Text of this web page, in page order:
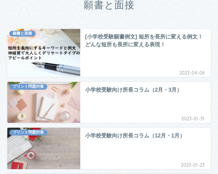
願書と面接
願書と面接
[小学校受験願書例文] 短所を長所に変える例文！
どんな短所も長所に変える表現！
2023-04-06
プリント問題対策
小学校受験向け所長コラム（2月・3月）
2023-01-31
プリント問題対策
小学校受験向け所長コラム（12月・1月）
2023-01-23